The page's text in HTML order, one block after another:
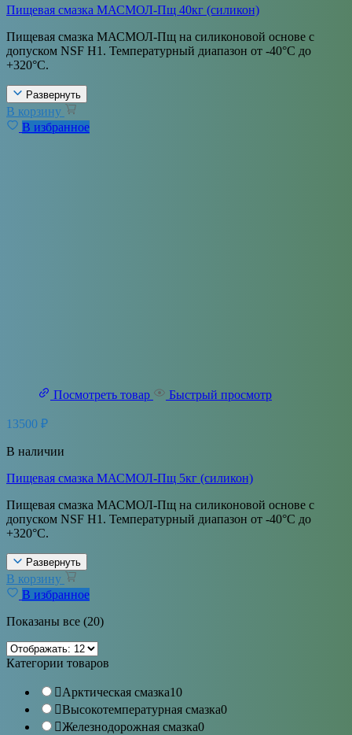
Пищевая смазка МАСМОЛ-Пщ 40кг (силикон)
Пищевая смазка МАСМОЛ-Пщ на силиконовой основе с
допуском NSF H1. Температурный диапазон от -40°С до
+320°С.
Развернуть
В корзину
В избранное
Посмотреть товар Быстрый просмотр
13500 ₽
В наличии
Пищевая смазка МАСМОЛ-Пщ 5кг (силикон)
Пищевая смазка МАСМОЛ-Пщ на силиконовой основе с
допуском NSF H1. Температурный диапазон от -40°С до
+320°С.
Развернуть
В корзину
В избранное
Показаны все (20)
Категории товаров
Арктическая смазка10
Высокотемпературная смазка0
Железнодорожная смазка0